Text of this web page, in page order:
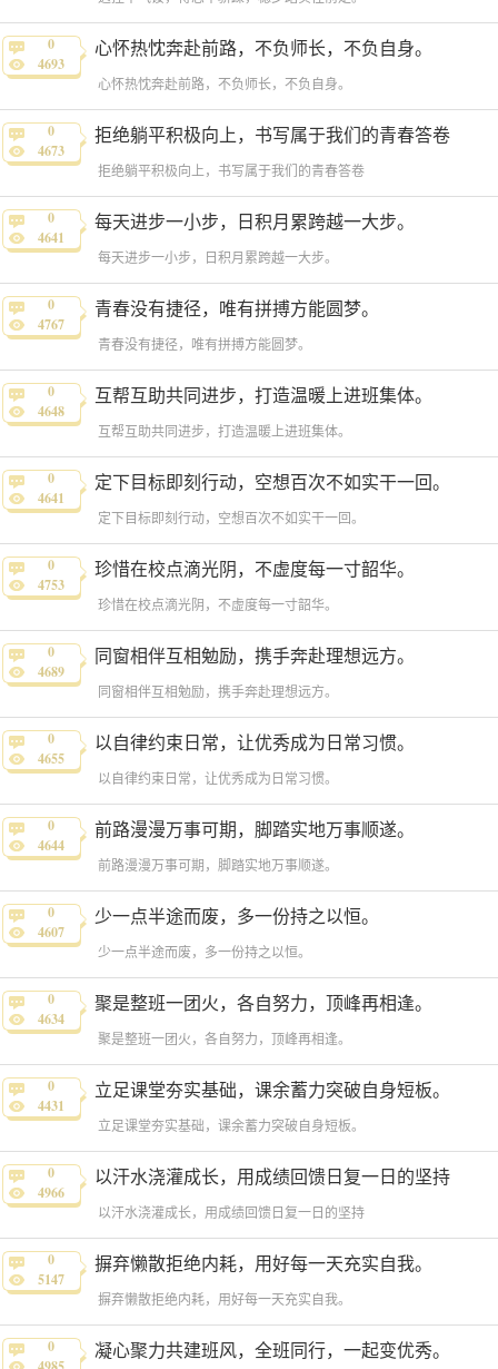
0
4693
心怀热忱奔赴前路，不负师长，不负自身。
心怀热忱奔赴前路，不负师长，不负自身。
0
4673
拒绝躺平积极向上，书写属于我们的青春答卷
拒绝躺平积极向上，书写属于我们的青春答卷
0
4641
每天进步一小步，日积月累跨越一大步。
每天进步一小步，日积月累跨越一大步。
0
4767
青春没有捷径，唯有拼搏方能圆梦。
青春没有捷径，唯有拼搏方能圆梦。
0
4648
互帮互助共同进步，打造温暖上进班集体。
互帮互助共同进步，打造温暖上进班集体。
0
4641
定下目标即刻行动，空想百次不如实干一回。
定下目标即刻行动，空想百次不如实干一回。
0
4753
珍惜在校点滴光阴，不虚度每一寸韶华。
珍惜在校点滴光阴，不虚度每一寸韶华。
0
4689
同窗相伴互相勉励，携手奔赴理想远方。
同窗相伴互相勉励，携手奔赴理想远方。
0
4655
以自律约束日常，让优秀成为日常习惯。
以自律约束日常，让优秀成为日常习惯。
0
4644
前路漫漫万事可期，脚踏实地万事顺遂。
前路漫漫万事可期，脚踏实地万事顺遂。
0
4607
少一点半途而废，多一份持之以恒。
少一点半途而废，多一份持之以恒。
0
4634
聚是整班一团火，各自努力，顶峰再相逢。
聚是整班一团火，各自努力，顶峰再相逢。
0
4431
立足课堂夯实基础，课余蓄力突破自身短板。
立足课堂夯实基础，课余蓄力突破自身短板。
0
4966
以汗水浇灌成长，用成绩回馈日复一日的坚持
以汗水浇灌成长，用成绩回馈日复一日的坚持
0
5147
摒弃懒散拒绝内耗，用好每一天充实自我。
摒弃懒散拒绝内耗，用好每一天充实自我。
0
凝心聚力共建班风，全班同行，一起变优秀。